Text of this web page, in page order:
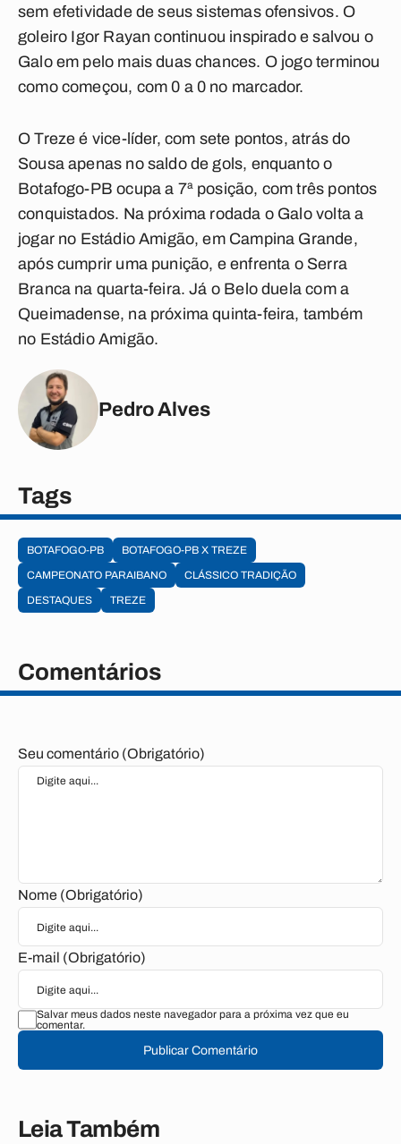
sem efetividade de seus sistemas ofensivos. O
goleiro Igor Rayan continuou inspirado e salvou o
Galo em pelo mais duas chances. O jogo terminou
como começou, com 0 a 0 no marcador.
O Treze é vice-líder, com sete pontos, atrás do
Sousa apenas no saldo de gols, enquanto o
Botafogo-PB ocupa a 7ª posição, com três pontos
conquistados. Na próxima rodada o Galo volta a
jogar no Estádio Amigão, em Campina Grande,
após cumprir uma punição, e enfrenta o Serra
Branca na quarta-feira. Já o Belo duela com a
Queimadense, na próxima quinta-feira, também
no Estádio Amigão.
Pedro Alves
Tags
BOTAFOGO-PB
BOTAFOGO-PB X TREZE
CAMPEONATO PARAIBANO
CLÁSSICO TRADIÇÃO
DESTAQUES
TREZE
Comentários
Seu comentário (Obrigatório)
Nome (Obrigatório)
E-mail (Obrigatório)
Salvar meus dados neste navegador para a próxima vez que eu
comentar.
Publicar Comentário
Leia Também